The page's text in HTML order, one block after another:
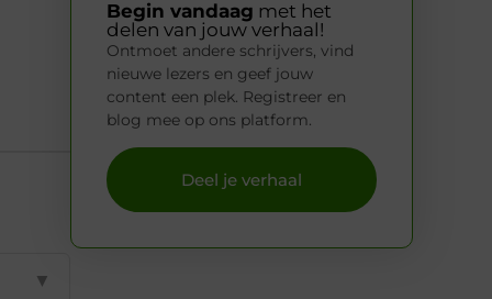
▼
Begin vandaag met het
delen van jouw verhaal!
Ontmoet andere schrijvers, vind
nieuwe lezers en geef jouw
content een plek. Registreer en
blog mee op ons platform.
Deel je verhaal